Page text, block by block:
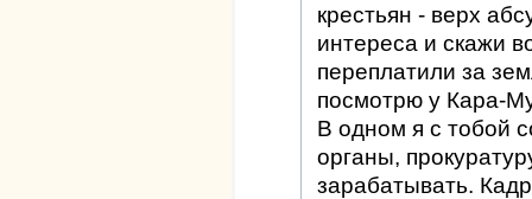
крестьян - верх
интереса и скажи
переплатили за
посмотрю у Кара-
В одном я с тобой
органы,
зарабатывать.